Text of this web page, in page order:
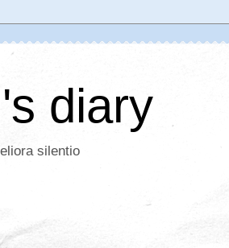
diary
silentio